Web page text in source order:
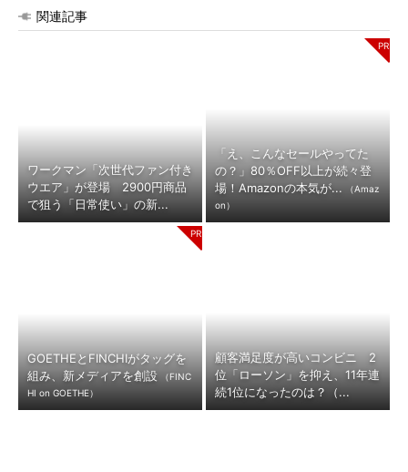
関連記事
ワークマン「次世代ファン付き
ウエア」が登場 2900円商品
で狙う「日常使い」の新...
「え、こんなセールやってた
の？」80％OFF以上が続々登
場！Amazonの本気が...
（Amaz
on）
GOETHEとFINCHIがタッグを
組み、新メディアを創設
（FINC
HI on GOETHE）
顧客満足度が高いコンビニ 2
位「ローソン」を抑え、11年連
続1位になったのは？（...